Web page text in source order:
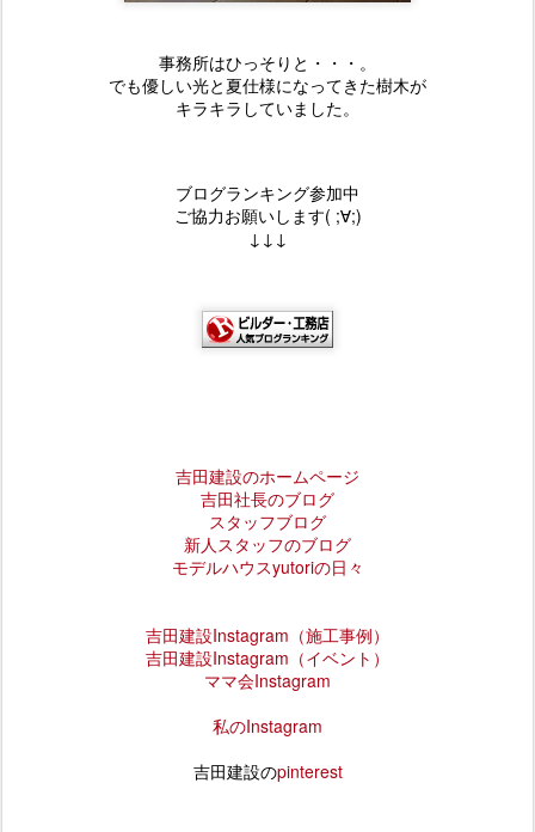
事務所はひっそりと・・・。
でも優しい光と夏仕様になってきた樹木が
キラキラしていました。
ブログランキング参加中
ご協力お願いします( ;∀;)
↓↓↓
吉田建設のホームページ
吉田社長のブログ
スタッフブログ
新人スタッフのブログ
モデルハウスyutoriの日々
吉田建設Instagram （施工事例）
吉田建設Instagram（イベント）
ママ会Instagram
私のInstagram
吉田建設のpinterest